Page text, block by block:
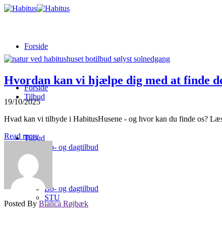
Forside
Tilbud
Bo- og dagtilbud
STU
Forside
Tilbud
Bo- og dagtilbud
Hvordan kan vi hjælpe dig med at finde
19/10/2025
Hvad kan vi tilbyde i HabitusHusene - og hvor kan du finde os?
Read more
Posted By Bianca Røjbæk